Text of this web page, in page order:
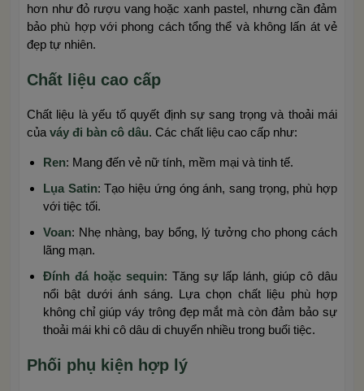
hơn như đỏ rượu vang hoặc xanh pastel, nhưng cần đảm
bảo phù hợp với phong cách tổng thể và không lấn át vẻ
đẹp tự nhiên.
Chất liệu cao cấp
Chất liệu là yếu tố quyết định sự sang trọng và thoải mái
của váy đi bàn cô dâu. Các chất liệu cao cấp như:
Ren: Mang đến vẻ nữ tính, mềm mại và tinh tế.
Lụa Satin: Tạo hiệu ứng óng ánh, sang trọng, phù hợp
với tiệc tối.
Voan: Nhẹ nhàng, bay bổng, lý tưởng cho phong cách
lãng mạn.
Đính đá hoặc sequin: Tăng sự lấp lánh, giúp cô dâu
nổi bật dưới ánh sáng. Lựa chọn chất liệu phù hợp
không chỉ giúp váy trông đẹp mắt mà còn đảm bảo sự
thoải mái khi cô dâu di chuyển nhiều trong buổi tiệc.
Phối phụ kiện hợp lý